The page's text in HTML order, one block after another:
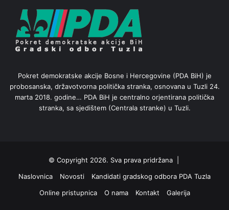
Pokret demokratske akcije Bosne i Hercegovine (PDA BiH) je
probosanska, državotvorna politička stranka, osnovana u Tuzli 24.
marta 2018. godine… PDA BiH je centralno orjentirana politička
stranka, sa sjedištem (Centrala stranke) u Tuzli.
© Copyright 2026. Sva prava pridržana |
Naslovnica
Novosti
Kandidati gradskog odbora PDA Tuzla
Online pristupnica
O nama Kontakt Galerija